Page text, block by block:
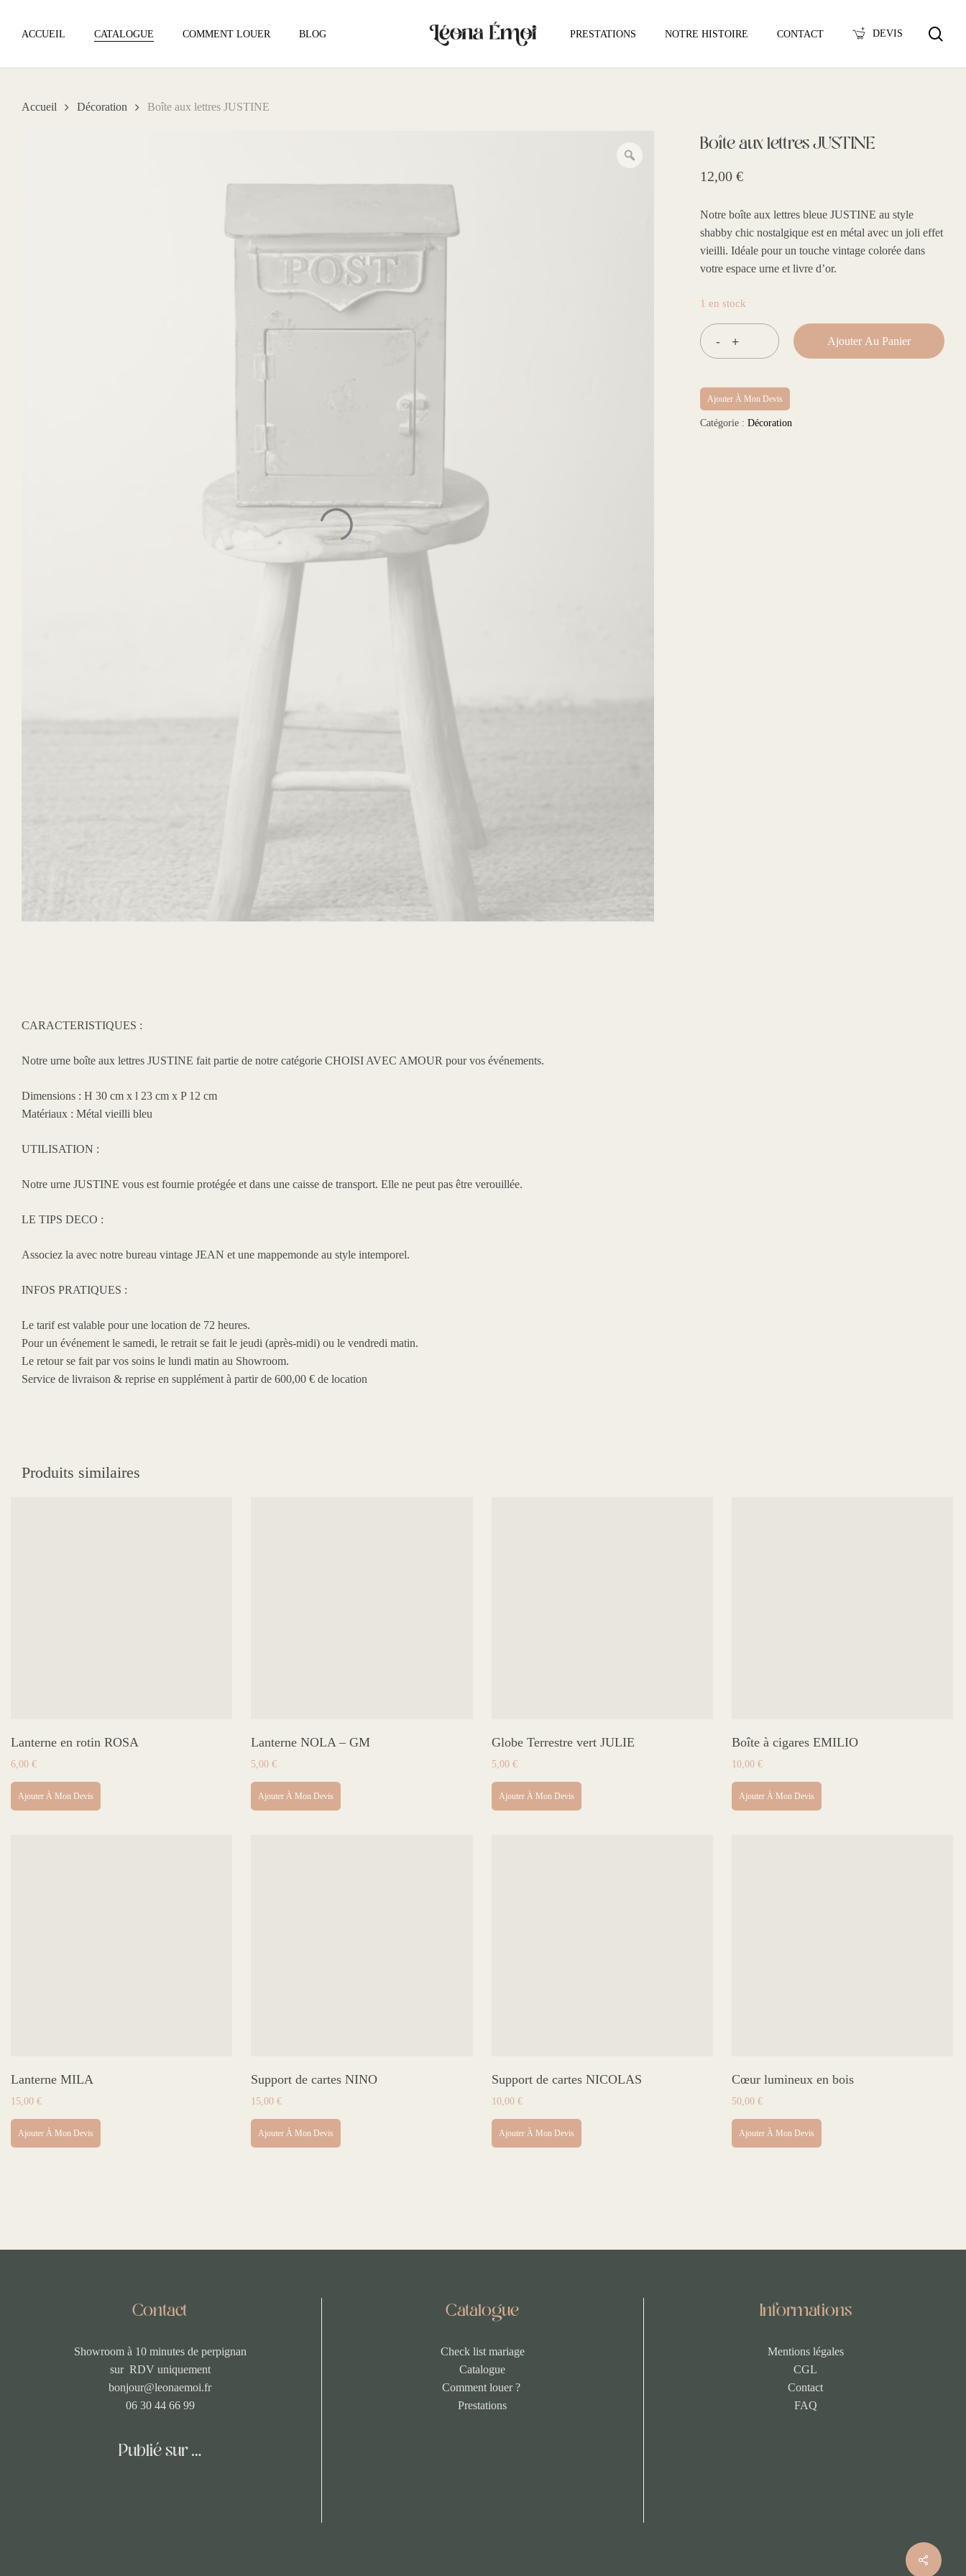
ACCUEIL CATALOGUE COMMENT LOUER BLOG PRESTATIONS NOTRE HISTOIRE CONTACT DEVIS
Accueil Décoration Boîte aux lettres JUSTINE
Boîte aux lettres JUSTINE
12,00 €
Notre boîte aux lettres bleue JUSTINE au style
shabby chic nostalgique est en métal avec un joli effet
vieilli. Idéale pour un touche vintage colorée dans
votre espace urne et livre d’or.
1 en stock
Ajouter Au Panier
Ajouter À Mon Devis
Catégorie : Décoration
CARACTERISTIQUES :
Notre urne boîte aux lettres JUSTINE fait partie de notre catégorie CHOISI AVEC AMOUR pour vos événements.
Dimensions : H 30 cm x l 23 cm x P 12 cm
Matériaux : Métal vieilli bleu
UTILISATION :
Notre urne JUSTINE vous est fournie protégée et dans une caisse de transport. Elle ne peut pas être verouillée.
LE TIPS DECO :
Associez la avec notre bureau vintage JEAN et une mappemonde au style intemporel.
INFOS PRATIQUES :
Le tarif est valable pour une location de 72 heures.
Pour un événement le samedi, le retrait se fait le jeudi (après-midi) ou le vendredi matin.
Le retour se fait par vos soins le lundi matin au Showroom.
Service de livraison & reprise en supplément à partir de 600,00 € de location
Produits similaires
Lanterne en rotin ROSA
6,00 €
Ajouter À Mon Devis
Lanterne NOLA – GM
5,00€
Ajouter À Mon Devis
Globe Terrestre vert JULIE
5,00 €
Ajouter À Mon Devis
Boîte à cigares EMILIO
10,00€
Ajouter À Mon Devis
Lanterne MILA
15,00 €
Ajouter À Mon Devis
Support de cartes NINO
15,00€
Ajouter À Mon Devis
Support de cartes NICOLAS
10,00 €
Ajouter À Mon Devis
Cœur lumineux en bois
50,00€
Ajouter À Mon Devis
Contact
Showroom à 10 minutes de perpignan
sur RDV uniquement
bonjour@leonaemoi.fr
06 30 44 66 99
Publié sur …
Catalogue
Check list mariage
Catalogue
Comment louer ?
Prestations
Informations
Mentions légales
CGL
Contact
FAQ